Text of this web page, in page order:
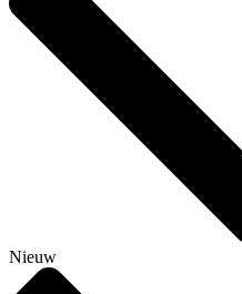
Nieuw